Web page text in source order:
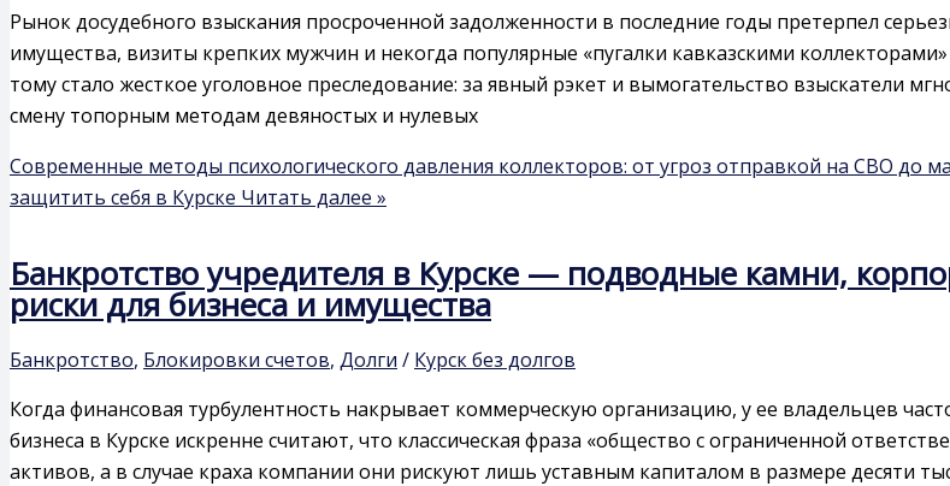
Рынок досудебного взыскания просроченной задолженности в последние годы претерпел
имущества, визиты крепких мужчин и некогда популярные «пугалки кавказскими
тому стало жесткое уголовное преследование: за явный рэкет и вымогательство взыскатели
смену топорным методам девяностых и нулевых
Современные методы психологического давления коллекторов: от угроз отправкой на СВО до
защитить себя в Курске Читать далее »
Банкротство учредителя в Курске — подводные камни,
риски для бизнеса и имущества
Банкротство, Блокировки счетов, Долги / Курск без долгов
Когда финансовая турбулентность накрывает коммерческую организацию, у ее владельцев
бизнеса в Курске искренне считают, что классическая фраза «общество с ограниченной
активов, а в случае краха компании они рискуют лишь уставным капиталом в размере десяти